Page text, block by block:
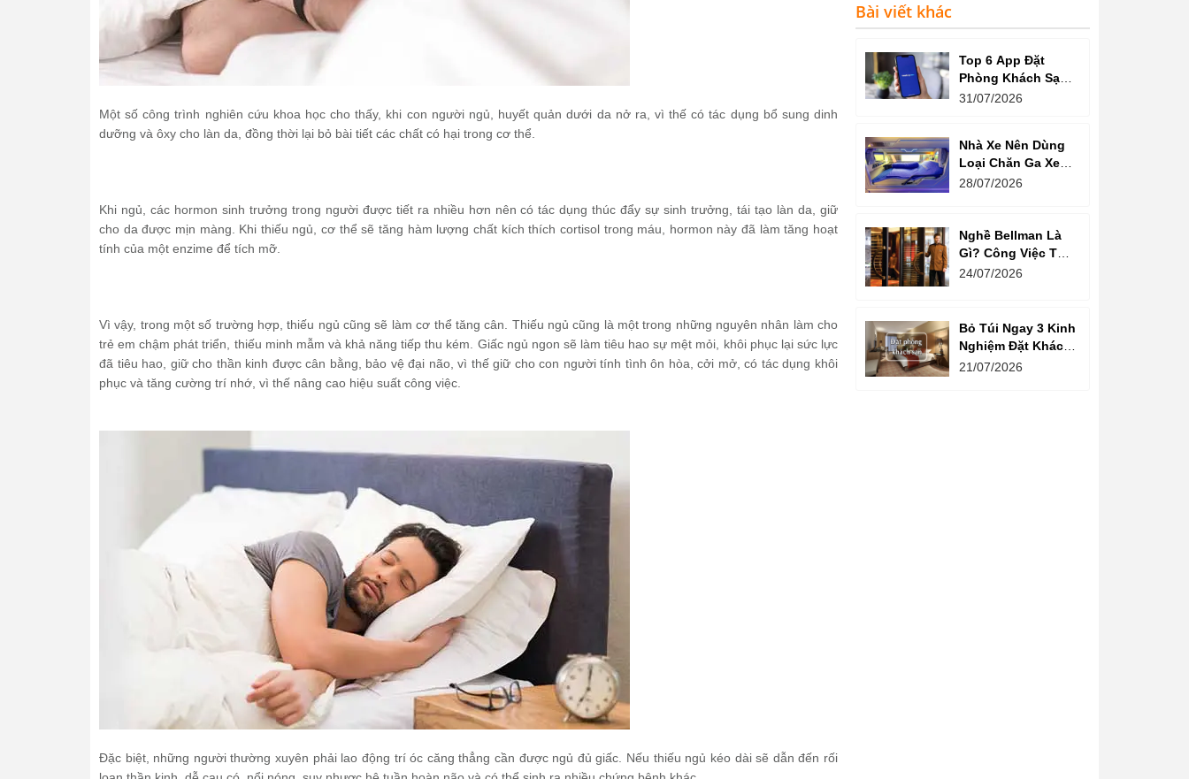
Một số công trình nghiên cứu khoa học cho thấy, khi con người ngủ, huyết quản dưới da nở ra, vì thế có tác dụng bổ sung dinh
dưỡng và ôxy cho làn da, đồng thời lại bỏ bài tiết các chất có hại trong cơ thể.
Khi ngủ, các hormon sinh trưởng trong người được tiết ra nhiều hơn nên có tác dụng thúc đẩy sự sinh trưởng, tái tạo làn da, giữ
cho da được mịn màng. Khi thiếu ngủ, cơ thể sẽ tăng hàm lượng chất kích thích cortisol trong máu, hormon này đã làm tăng hoạt
tính của một enzime để tích mỡ.
Vì vậy, trong một số trường hợp, thiếu ngủ cũng sẽ làm cơ thể tăng cân. Thiếu ngủ cũng là một trong những nguyên nhân làm cho
trẻ em chậm phát triển, thiếu minh mẫm và khả năng tiếp thu kém. Giấc ngủ ngon sẽ làm tiêu hao sự mệt mỏi, khôi phục lại sức lực
đã tiêu hao, giữ cho thần kinh được cân bằng, bảo vệ đại não, vì thế giữ cho con người tính tình ôn hòa, cởi mở, có tác dụng khôi
phục và tăng cường trí nhớ, vì thế nâng cao hiệu suất công việc.
Đặc biệt, những người thường xuyên phải lao động trí óc căng thẳng cần được ngủ đủ giấc. Nếu thiếu ngủ kéo dài sẽ dẫn đến rối
Bài viết khác
Top 6 App Đặt
Phòng Khách Sạn
Giá Tốt, Nhiều Ưu
31/07/2026
Nhà Xe Nên Dùng
Loại Chăn Ga Xe
Giường Nằm Nào?
28/07/2026
Nghề Bellman Là
Gì? Công Việc Thú
Vị Phía Sau Cánh
24/07/2026
Bỏ Túi Ngay 3 Kinh
Nghiệm Đặt Khách
Sạn Giá Rẻ Cho
21/07/2026